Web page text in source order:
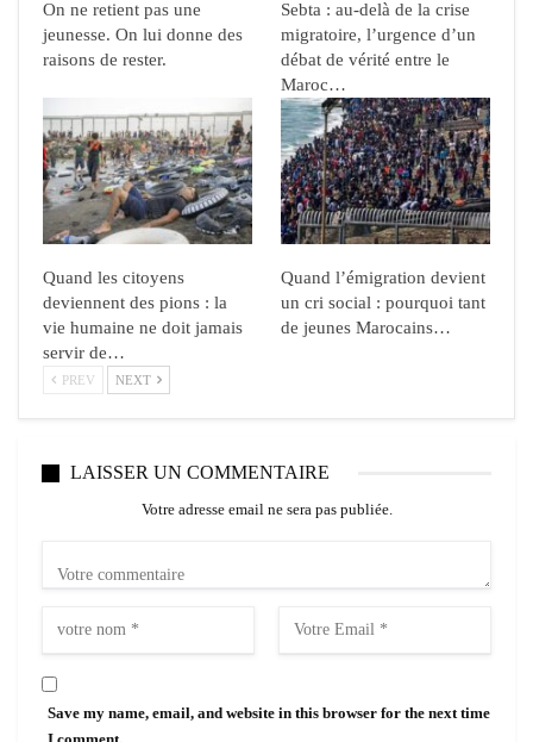
On ne retient pas une
jeunesse. On lui donne des
raisons de rester.
Sebta : au-delà de la crise
migratoire, l’urgence d’un
débat de vérité entre le
Maroc…
Quand les citoyens
deviennent des pions : la
vie humaine ne doit jamais
servir de…
Quand l’émigration devient
un cri social : pourquoi tant
de jeunes Marocains…
PREV NEXT
LAISSER UN COMMENTAIRE
Votre adresse email ne sera pas publiée.
Save my name, email, and website in this browser for the next time